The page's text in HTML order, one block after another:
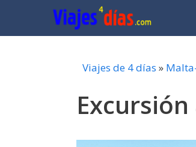
contenido
Viajes de 4 días »
Excursión